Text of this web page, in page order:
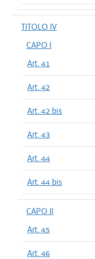
TITOLO IV
CAPO I
Art. 41
Art. 42
Art. 42 bis
Art. 43
Art. 44
Art. 44 bis
CAPO II
Art. 45
Art. 46